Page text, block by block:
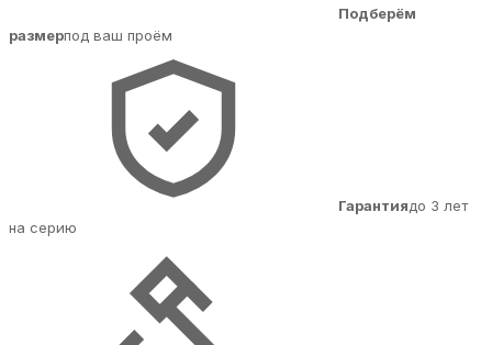
Подберём
размерпод ваш проём
Гарантиядо 3 лет
на серию